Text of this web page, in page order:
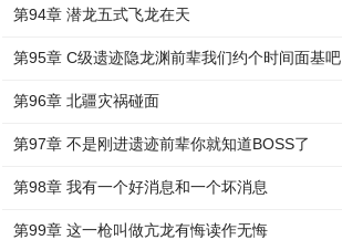
第94章 潜龙五式飞龙在天
第95章 C级遗迹隐龙渊前辈我们约个时间面基吧
第96章 北疆灾祸碰面
第97章 不是刚进遗迹前辈你就知道BOSS了
第98章 我有一个好消息和一个坏消息
第99章 这一枪叫做亢龙有悔读作无悔